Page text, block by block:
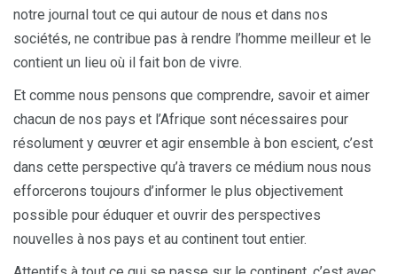
notre journal tout ce qui autour de nous et dans nos
sociétés, ne contribue pas à rendre l’homme meilleur et le
contient un lieu où il fait bon de vivre.
Et comme nous pensons que comprendre, savoir et aimer
chacun de nos pays et l’Afrique sont nécessaires pour
résolument y œuvrer et agir ensemble à bon escient, c’est
dans cette perspective qu’à travers ce médium nous nous
efforcerons toujours d’informer le plus objectivement
possible pour éduquer et ouvrir des perspectives
nouvelles à nos pays et au continent tout entier.